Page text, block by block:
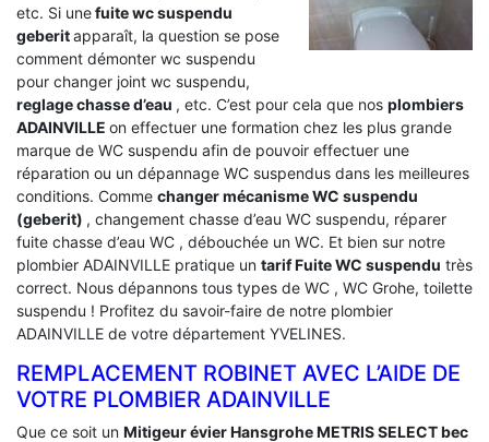
etc. Si unefuite wc suspendu
geberitapparaît, la question se pose
comment démonter wc suspendu
pour changer joint wc suspendu,
reglage chasse d’eau , etc. C’est pour cela que nos plombiers
ADAINVILLE on effectuer une formation chez les plus grande
marque de WC suspendu afin de pouvoir effectuer une
réparation ou un dépannage WC suspendus dans les meilleures
conditions. Comme changer mécanisme WC suspendu
(geberit) , changement chasse d’eau WC suspendu, réparer
fuite chasse d’eau WC , débouchée un WC. Et bien sur notre
plombier ADAINVILLE pratique un tarif Fuite WC suspendu très
correct. Nous dépannons tous types de WC , WC Grohe, toilette
suspendu ! Profitez du savoir-faire de notre plombier
ADAINVILLE de votre département YVELINES.
REMPLACEMENT ROBINET AVEC L’AIDE DE
VOTRE PLOMBIER ADAINVILLE
Que ce soit un Mitigeur évier Hansgrohe METRIS SELECT bec